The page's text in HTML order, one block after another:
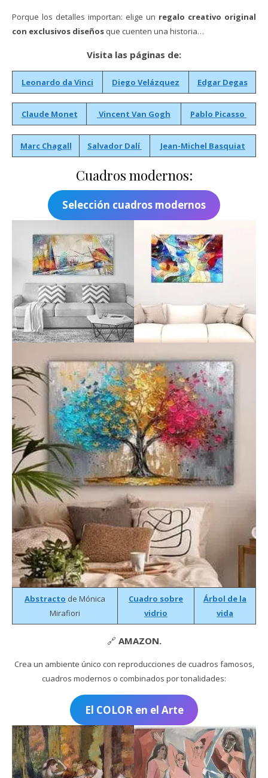
Porque los detalles importan: elige un regalo creativo original
con exclusivos diseños que cuenten una historia…
Visita las páginas de:
Leonardo da Vinci Diego Velázquez Edgar Degas
Claude Monet Vincent Van Gogh Pablo Picasso
Marc Chagall Salvador Dalí Jean-Michel Basquiat
Cuadros modernos:
Selección cuadros modernos
Abstracto de Mónica
Mirafiori
Cuadro sobre
vidrio
Árbol de la
vida
🔗 AMAZON.
Crea un ambiente único con reproducciones de cuadros famosos,
cuadros modernos o combinados por tonalidades:
El COLOR en el Arte